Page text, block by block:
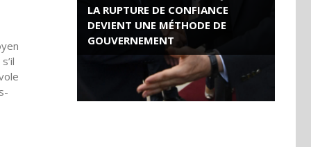
LA RUPTURE DE CONFIANCE
DEVIENT UNE MÉTHODE DE
GOUVERNEMENT
ROSE VALLAND, HEROÏNE DE LA
RESISTANCE FRANÇAISE